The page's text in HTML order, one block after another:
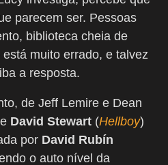
parecem ser. Pessoas
biblioteca cheia de
muito errado, e talvez
a resposta.
de Jeff Lemire e Dean
David Stewart (Hellboy)
por David Rubín
o auto nível da